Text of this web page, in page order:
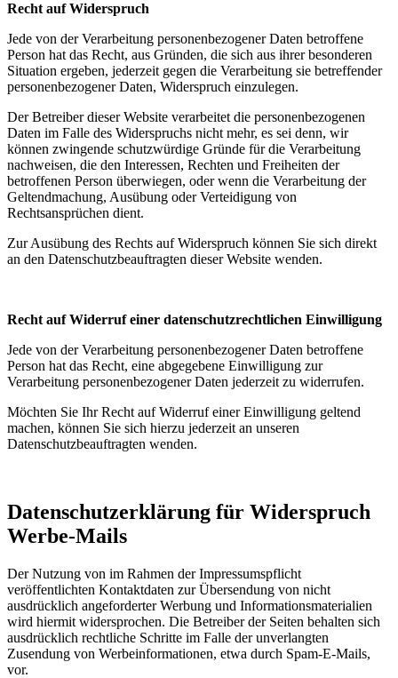
Recht auf Widerspruch
Jede von der Verarbeitung personenbezogener Daten betroffene
Person hat das Recht, aus Gründen, die sich aus ihrer besonderen
Situation ergeben, jederzeit gegen die Verarbeitung sie betreffender
personenbezogener Daten, Widerspruch einzulegen.
Der Betreiber dieser Website verarbeitet die personenbezogenen
Daten im Falle des Widerspruchs nicht mehr, es sei denn, wir
können zwingende schutzwürdige Gründe für die Verarbeitung
nachweisen, die den Interessen, Rechten und Freiheiten der
betroffenen Person überwiegen, oder wenn die Verarbeitung der
Geltendmachung, Ausübung oder Verteidigung von
Rechtsansprüchen dient.
Zur Ausübung des Rechts auf Widerspruch können Sie sich direkt
an den Datenschutzbeauftragten dieser Website wenden.
Recht auf Widerruf einer datenschutzrechtlichen Einwilligung
Jede von der Verarbeitung personenbezogener Daten betroffene
Person hat das Recht, eine abgegebene Einwilligung zur
Verarbeitung personenbezogener Daten jederzeit zu widerrufen.
Möchten Sie Ihr Recht auf Widerruf einer Einwilligung geltend
machen, können Sie sich hierzu jederzeit an unseren
Datenschutzbeauftragten wenden.
Datenschutzerklärung für Widerspruch
Werbe-Mails
Der Nutzung von im Rahmen der Impressumspflicht
veröffentlichten Kontaktdaten zur Übersendung von nicht
ausdrücklich angeforderter Werbung und Informationsmaterialien
wird hiermit widersprochen. Die Betreiber der Seiten behalten sich
ausdrücklich rechtliche Schritte im Falle der unverlangten
Zusendung von Werbeinformationen, etwa durch Spam-E-Mails,
vor.